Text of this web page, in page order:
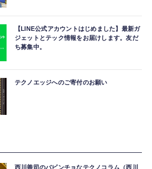
【LINE公式アカウントはじめました】最新ガ
ジェットとテック情報をお届けします。友だ
ち募集中。
テクノエッジへのご寄付のお願い
西川善司のバビンチョなテクノコラム（西川